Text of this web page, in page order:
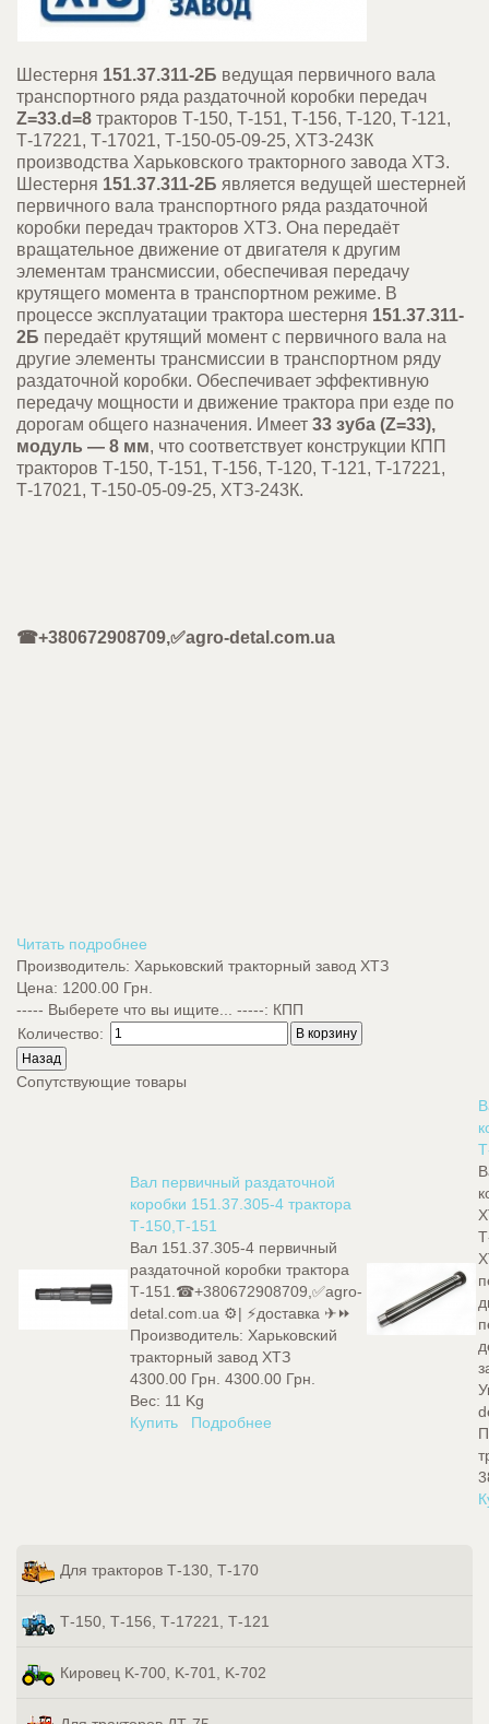
Шестерня 151.37.311-2Б ведущая первичного вала
транспортного ряда раздаточной коробки передач
Z=33.d=8 тракторов Т-150, Т-151, Т-156, Т-120, Т-121,
Т-17221, Т-17021, Т-150-05-09-25, ХТЗ-243К
производства Харьковского тракторного завода ХТЗ.
Шестерня 151.37.311-2Б является ведущей шестерней
первичного вала транспортного ряда раздаточной
коробки передач тракторов ХТЗ. Она передаёт
вращательное движение от двигателя к другим
элементам трансмиссии, обеспечивая передачу
крутящего момента в транспортном режиме. В
процессе эксплуатации трактора шестерня 151.37.311-
2Б передаёт крутящий момент с первичного вала на
другие элементы трансмиссии в транспортном ряду
раздаточной коробки. Обеспечивает эффективную
передачу мощности и движение трактора при езде по
дорогам общего назначения. Имеет 33 зуба (Z=33),
модуль — 8 мм, что соответствует конструкции КПП
тракторов Т-150, Т-151, Т-156, Т-120, Т-121, Т-17221,
Т-17021, Т-150-05-09-25, ХТЗ-243К.
☎+380672908709,✅agro-detal.com.ua
Читать подробнее
Производитель: Харьковский тракторный завод ХТЗ
Цена: 1200.00 Грн.
----- Выберете что вы ищите... -----: КПП
Количество:
Сопутствующие товары
Вал первичный раздаточной
коробки 151.37.305-4 трактора
Т-150,Т-151
Вал 151.37.305-4 первичный
раздаточной коробки трактора
Т-151.☎+380672908709,✅agro-
detal.com.ua ⚙️| ⚡доставка ✈⏩
Производитель: Харьковский
тракторный завод ХТЗ
4300.00 Грн. 4300.00 Грн.
Вес: 11 Kg
Купить
Подробнее
Для тракторов Т-130, Т-170
Т-150, Т-156, Т-17221, Т-121
Кировец K-700, K-701, K-702